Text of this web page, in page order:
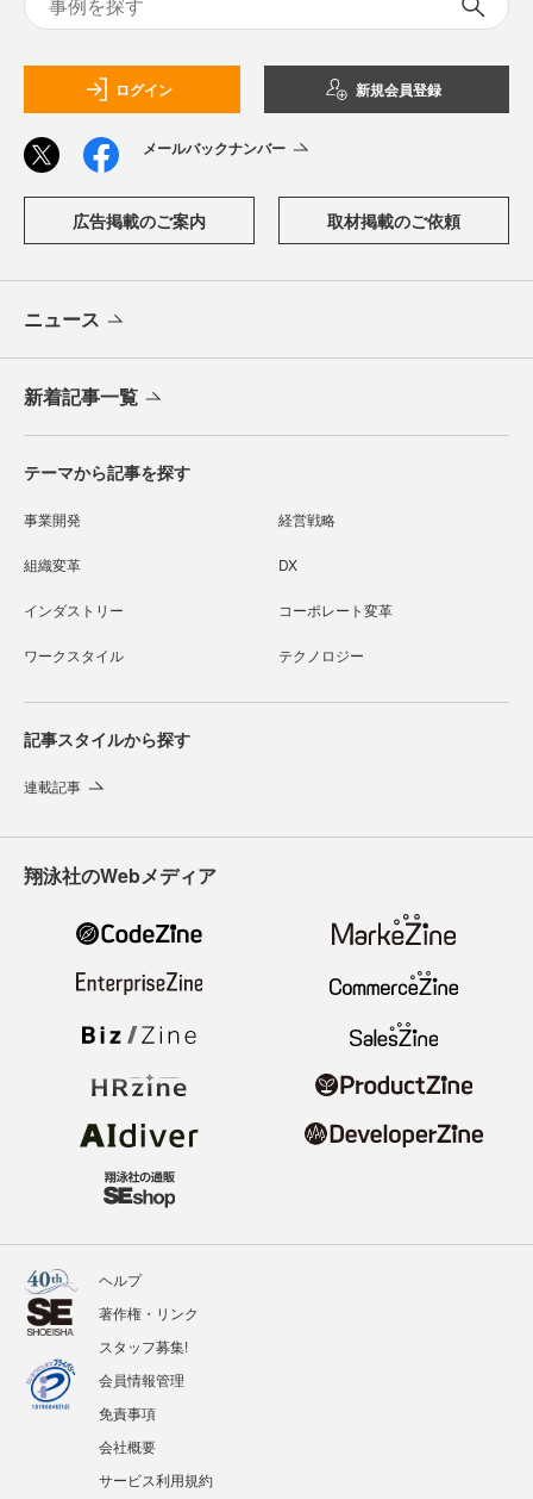
ログイン 新規会員登録
メールバックナンバー
広告掲載のご案内 取材掲載のご依頼
ニュース
新着記事一覧
テーマから記事を探す
事業開発 経営戦略
組織変革 DX
インダストリー コーポレート変革
ワークスタイル テクノロジー
記事スタイルから探す
連載記事
翔泳社のWebメディア
ヘルプ
著作権・リンク
スタッフ募集!
会員情報管理
免責事項
会社概要
サービス利用規約